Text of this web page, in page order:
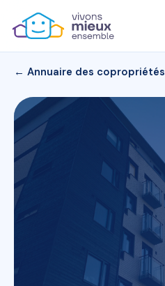
← Annuaire des copropriétés